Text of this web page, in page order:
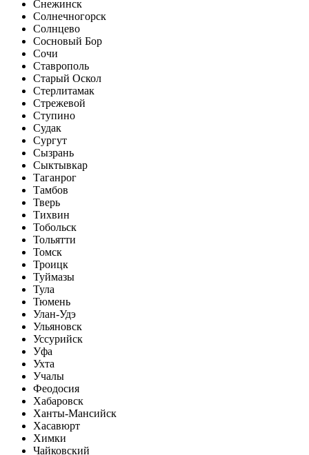
Снежинск
Солнечногорск
Солнцево
Сосновый Бор
Сочи
Ставрополь
Старый Оскол
Стерлитамак
Стрежевой
Ступино
Судак
Сургут
Сызрань
Сыктывкар
Таганрог
Тамбов
Тверь
Тихвин
Тобольск
Тольятти
Томск
Троицк
Туймазы
Тула
Тюмень
Улан-Удэ
Ульяновск
Уссурийск
Уфа
Ухта
Учалы
Феодосия
Хабаровск
Ханты-Мансийск
Хасавюрт
Химки
Чайковский